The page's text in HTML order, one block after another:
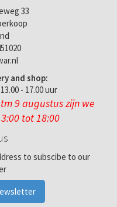
33
and shop:
- 17.00 uur
9 augustus zijn we
tot 18:00
to subscibe to our